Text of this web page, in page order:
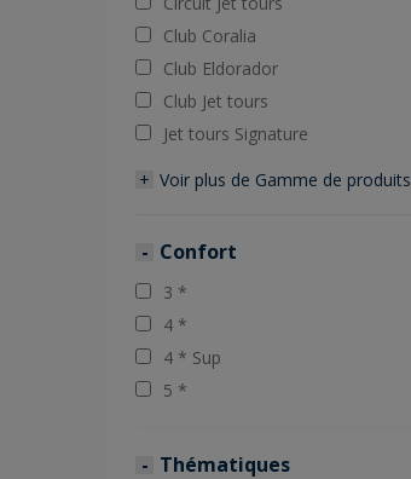
Club Coralia
Club Eldorador
Club Jet tours
Jet tours Signature
Voir plus de Gamme de produits
Confort
3 *
4 *
4 * Sup
5 *
Thématiques